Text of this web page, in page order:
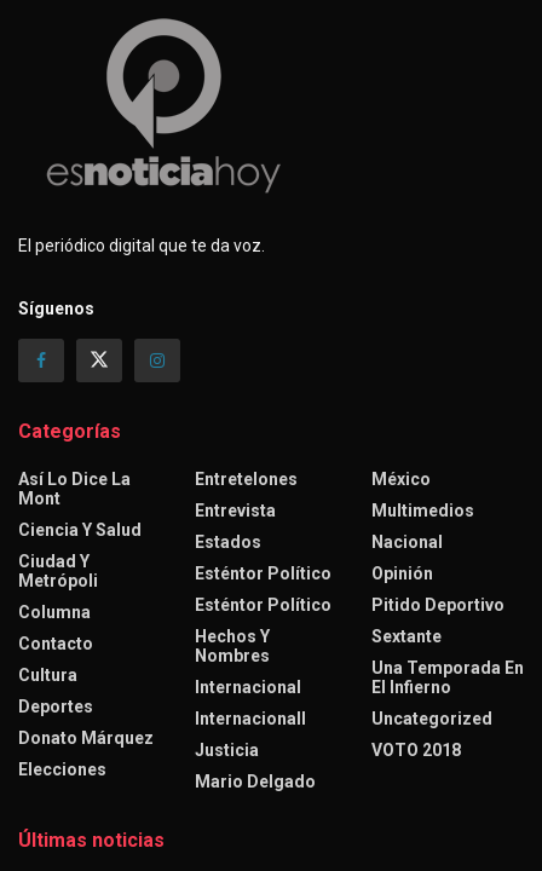
El periódico digital que te da voz.
Síguenos
Categorías
Así Lo Dice La
Mont
Ciencia Y Salud
Ciudad Y
Metrópoli
Columna
Contacto
Cultura
Deportes
Donato Márquez
Elecciones
Entretelones
Entrevista
Estados
Esténtor Político
Esténtor Político
Hechos Y
Nombres
Internacional
Internacionall
Justicia
Mario Delgado
México
Multimedios
Nacional
Opinión
Pitido Deportivo
Sextante
Una Temporada En
El Infierno
Uncategorized
VOTO 2018
Últimas noticias